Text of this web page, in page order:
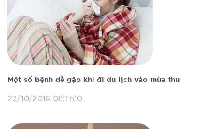
Một số bệnh dễ gặp khi đi du lịch vào mùa thu
22/10/2016 08:Th10